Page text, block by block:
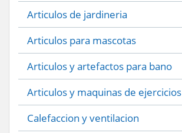
Articulos de jardineria
Articulos para mascotas
Articulos y artefactos para bano
Articulos y maquinas de ejercicios
Calefaccion y ventilacion